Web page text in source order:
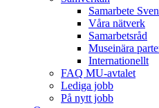
Samarbete
Våra nätverk
Samarbetsråd
Museinära
Internationellt
FAQ MU-avtalet
Lediga jobb
På nytt jobb